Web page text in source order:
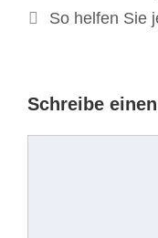
So helfen Sie
Schreibe